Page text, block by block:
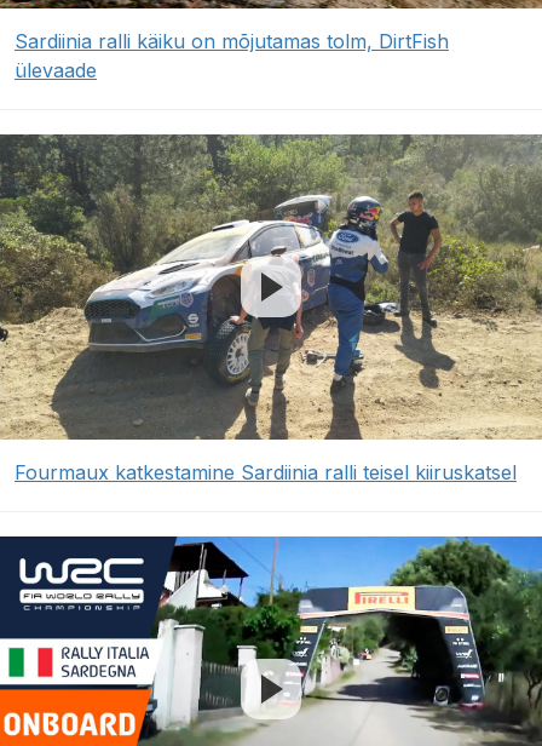
Sardiinia ralli käiku on mõjutamas tolm, DirtFish
ülevaade
Fourmaux katkestamine Sardiinia ralli teisel kiiruskatsel